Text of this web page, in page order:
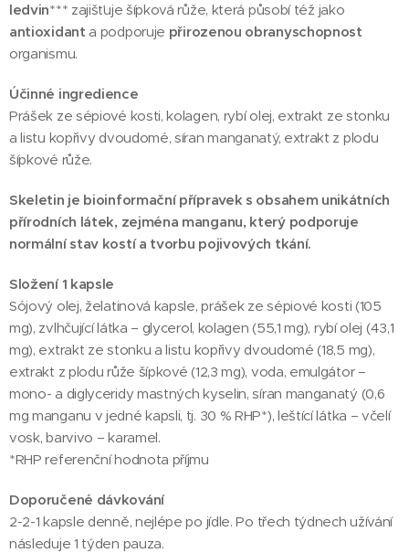
ledvin*** zajišťuje šípková růže, která působí též jako
antioxidant a podporuje přirozenou obranyschopnost
organismu.
Účinné ingredience
Prášek ze sépiové kosti, kolagen, rybí olej, extrakt ze stonku
a listu kopřivy dvoudomé, síran manganatý, extrakt z plodu
šípkové růže.
Skeletin je bioinformační přípravek s obsahem unikátních
přírodních látek, zejména manganu, který podporuje
normální stav kostí a tvorbu pojivových tkání.
Složení 1 kapsle
Sójový olej, želatinová kapsle, prášek ze sépiové kosti (105
mg), zvlhčující látka – glycerol, kolagen (55,1 mg), rybí olej (43,1
mg), extrakt ze stonku a listu kopřivy dvoudomé (18,5 mg),
extrakt z plodu růže šípkové (12,3 mg), voda, emulgátor –
mono- a diglyceridy mastných kyselin, síran manganatý (0,6
mg manganu v jedné kapsli, tj. 30 % RHP*), leštící látka – včelí
vosk, barvivo – karamel.
*RHP referenční hodnota příjmu
Doporučené dávkování
2-2-1 kapsle denně, nejlépe po jídle. Po třech týdnech užívání
následuje 1 týden pauza.